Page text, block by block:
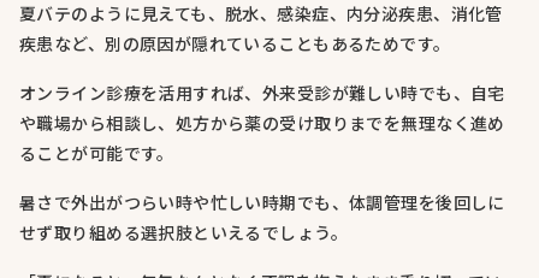
夏バテのように見えても、脱水、感染症、内分泌疾患、消化管
疾患など、別の原因が隠れていることもあるためです。
オンライン診療を活用すれば、外来受診が難しい時でも、自宅
や職場から相談し、処方から薬の受け取りまでを無理なく進め
ることが可能です。
暑さで外出がつらい時や忙しい時期でも、体調管理を後回しに
せず取り組める選択肢といえるでしょう。